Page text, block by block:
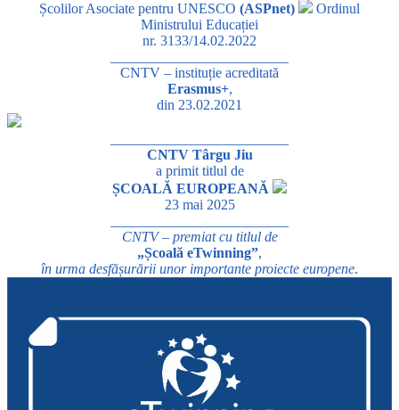
Școlilor Asociate pentru UNESCO (ASPnet)
Ordinul
Ministrului Educației
nr. 3133/14.02.2022
CNTV – instituție acreditată
Erasmus+,
din 23.02.2021
CNTV Târgu Jiu
a primit titlul de
ȘCOALĂ EUROPEANĂ
23 mai 2025
CNTV – premiat cu titlul de
„Școală eTwinning”,
în urma desfășurării unor importante proiecte europene.